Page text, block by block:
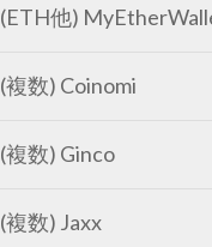
(ETH他)
(複数) Coinomi
(複数) Ginco
(複数) Jaxx